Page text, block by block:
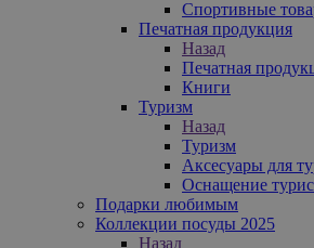
Спортивные
Печатная продукция
Назад
Печатная
Книги
Туризм
Назад
Туризм
Аксесуары для
Оснащение
Подарки любимым
Коллекции посуды 2025
Назад